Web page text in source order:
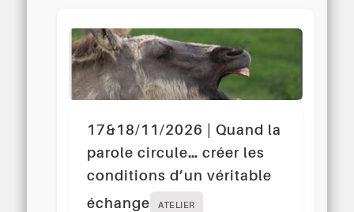
17&18/11/2026 | Quand la
parole circule… créer les
conditions d’un véritable
échange
ATELIER